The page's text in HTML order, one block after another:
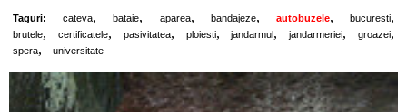
Taguri: cateva, bataie, aparea, bandajeze, autobuzele, bucuresti,
brutele, certificatele, pasivitatea, ploiesti, jandarmul, jandarmeriei, groazei,
spera, universitate